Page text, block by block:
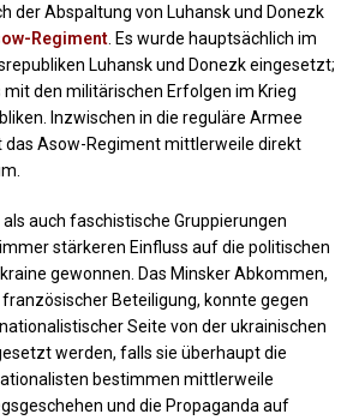
der Abspaltung von Luhansk und Donezk
Regiment . Es wurde hauptsächlich im
Luhansk und Donezk eingesetzt;
den militärischen Erfolgen im Krieg
Inzwischen in die reguläre Armee
Asow-Regiment mittlerweile direkt
auch faschistische Gruppierungen
stärkeren Einfluss auf die politischen
gewonnen. Das Minsker Abkommen,
Beteiligung, konnte gegen
Seite von der ukrainischen
werden, falls sie überhaupt die
bestimmen mittlerweile
und die Propaganda auf